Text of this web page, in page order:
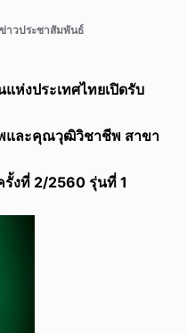
ข่าวประชาสัมพันธ์
ห่งประเทศไทยเปิดรับ
และคุณวุฒิวิชาชีพ สาขา
งที่ 2/2560 รุ่นที่ 1